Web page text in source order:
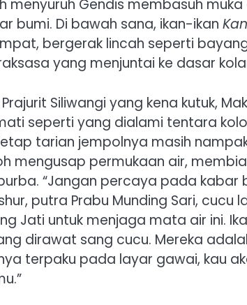
menyuruh Gendis membasuh
bumi. Di bawah sana, ikan-ikan
bergerak lincah seperti
yang menjuntai ke dasar
Siliwangi yang kena kutuk,
seperti yang dialami tentara
tarian jempolnya masih
mengusap permukaan air,
“Jangan percaya pada kabar
putra Prabu Munding Sari, cucu
Jati untuk menjaga mata air ini.
dirawat sang cucu. Mereka
terpaku pada layar gawai, kau